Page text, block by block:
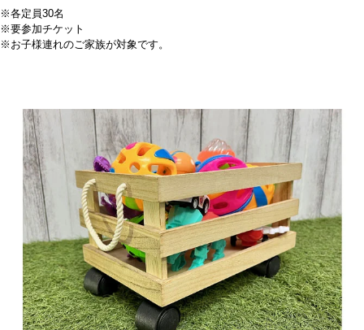
※各定員30名
※要参加チケット
※お子様連れのご家族が対象です。